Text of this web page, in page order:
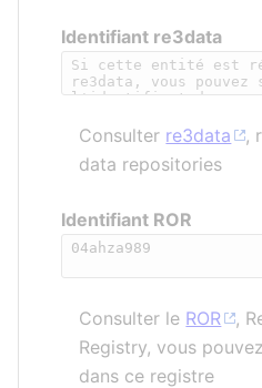
Identifiant re3data
Consulter re3data
,
data repositories
Identifiant ROR
Consulter le ROR
,
Registry, vous
dans ce registre